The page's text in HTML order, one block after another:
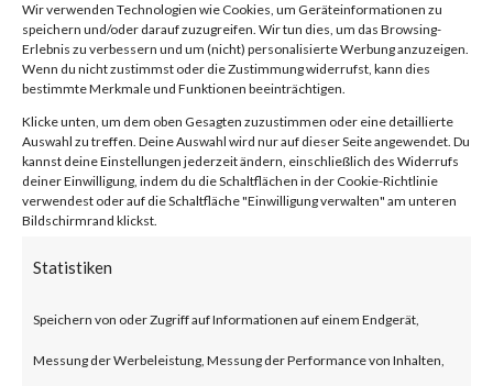
Wir verwenden Technologien wie Cookies, um Geräteinformationen zu
speichern und/oder darauf zuzugreifen. Wir tun dies, um das Browsing-
Erlebnis zu verbessern und um (nicht) personalisierte Werbung anzuzeigen.
Wenn du nicht zustimmst oder die Zustimmung widerrufst, kann dies
bestimmte Merkmale und Funktionen beeinträchtigen.
Klicke unten, um dem oben Gesagten zuzustimmen oder eine detaillierte
Auswahl zu treffen. Deine Auswahl wird nur auf dieser Seite angewendet. Du
kannst deine Einstellungen jederzeit ändern, einschließlich des Widerrufs
deiner Einwilligung, indem du die Schaltflächen in der Cookie-Richtlinie
verwendest oder auf die Schaltfläche "Einwilligung verwalten" am unteren
Bildschirmrand klickst.
Statistiken
Speichern von oder Zugriff auf Informationen auf einem Endgerät,
Messung der Werbeleistung, Messung der Performance von Inhalten,
Content Delivery Networks
(CDNs), and various website and
online services.
What is the Attack?
that affects libwebp. Successful
exploitation of the vulnerability